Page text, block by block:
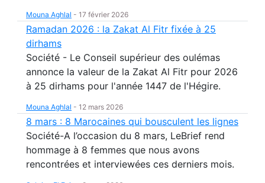
Mouna Aghlal - 17 février 2026
Ramadan 2026 : la Zakat Al Fitr fixée à 25
dirhams
Société - Le Conseil supérieur des oulémas
annonce la valeur de la Zakat Al Fitr pour 2026
à 25 dirhams pour l'année 1447 de l'Hégire.
Mouna Aghlal - 12 mars 2026
8 mars : 8 Marocaines qui bousculent les lignes
Société-A l’occasion du 8 mars, LeBrief rend
hommage à 8 femmes que nous avons
rencontrées et interviewées ces derniers mois.